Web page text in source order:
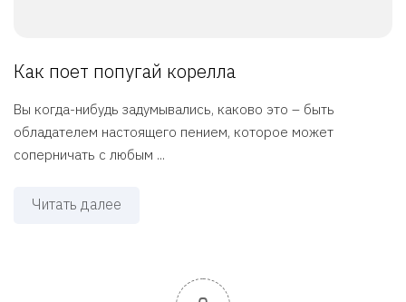
Как поет попугай корелла
Вы когда-нибудь задумывались, каково это – быть
обладателем настоящего пением, которое может
соперничать с любым ...
Читать далее